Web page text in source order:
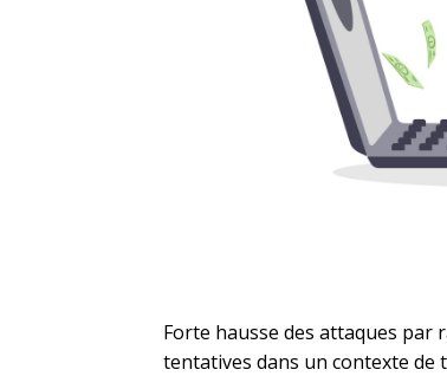
Forte hausse des attaques par
tentatives dans un contexte de